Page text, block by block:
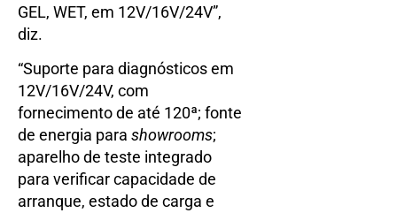
GEL, WET, em 12V/16V/24V”,
diz.
“Suporte para diagnósticos em
12V/16V/24V, com
fornecimento de até 120ª; fonte
de energia para showrooms;
aparelho de teste integrado
para verificar capacidade de
arranque, estado de carga e